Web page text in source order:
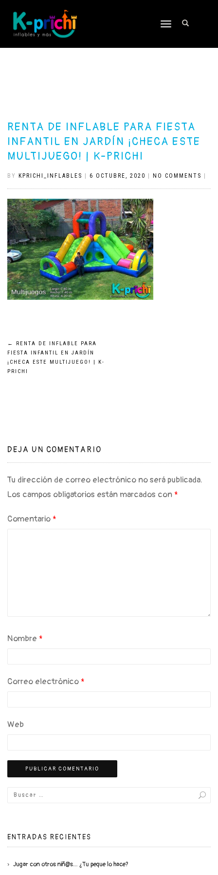
TOGGLE
RENTA DE INFLABLE PARA FIESTA
INFANTIL EN JARDÍN ¡CHECA ESTE
MULTIJUEGO! | K-PRICHI
BY KPRICHI_INFLABLES 6 OCTUBRE, 2020 NO COMMENTS
Navegación
de
←
RENTA DE INFLABLE PARA
FIESTA INFANTIL EN JARDÍN
¡CHECA ESTE MULTIJUEGO! | K-
PRICHI
DEJA UN COMENTARIO
Tu dirección de correo electrónico no será publicada.
Los campos obligatorios están marcados con *
Comentario *
Nombre *
Correo electrónico *
Web
ENTRADAS RECIENTES
Jugar con otros niñ@s… ¿Tu peque lo hace?